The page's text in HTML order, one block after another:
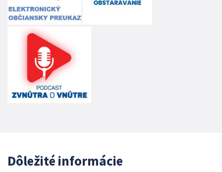
Dôležité informácie